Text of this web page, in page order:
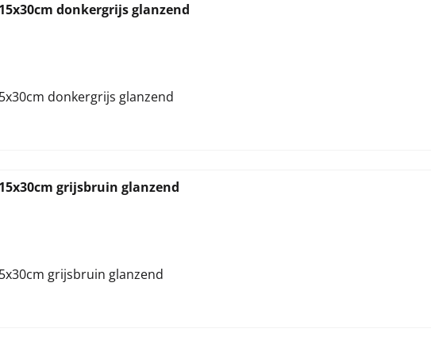
donkergrijs glanzend
donkergrijs glanzend
grijsbruin glanzend
grijsbruin glanzend